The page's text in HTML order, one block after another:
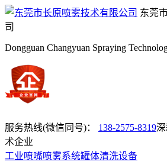
东莞
司
Dongguan Changyuan Spraying
服务热线(微信同号)： 138-2575-8319
术企业
工业喷嘴喷雾系统罐体清洗设备